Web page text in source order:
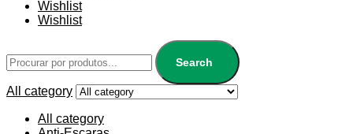
Wishlist
Wishlist
Search
All category
All category